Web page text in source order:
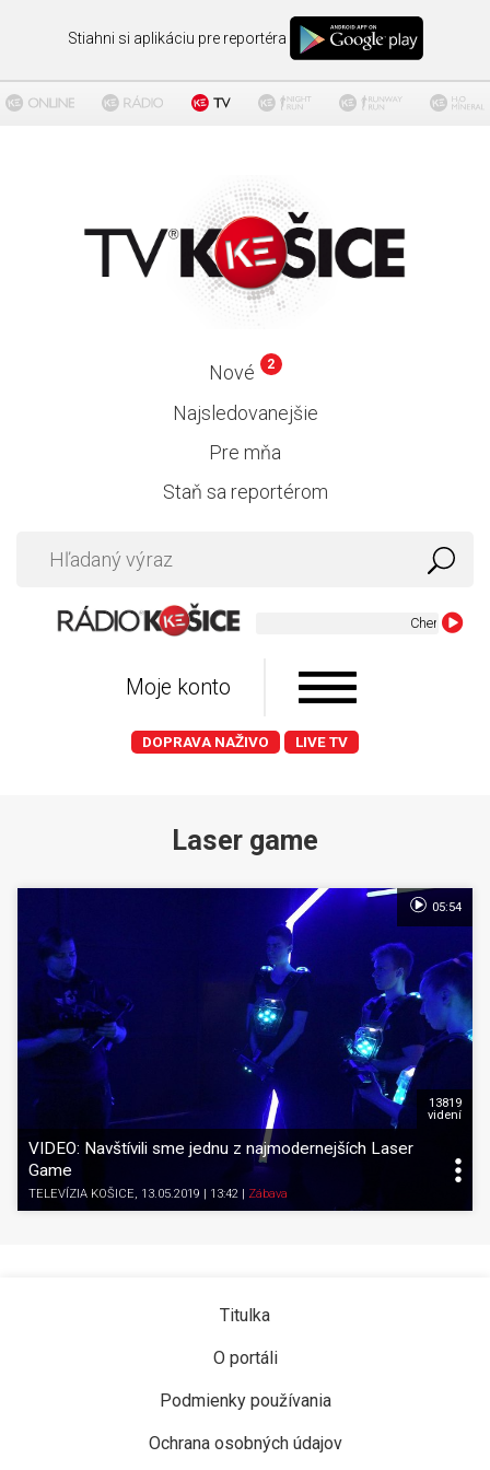
Stiahni si aplikáciu pre reportéra
Nové 2
Najsledovanejšie
Pre mňa
Staň sa reportérom
Cher -
Moje konto
DOPRAVA NAŽIVO LIVE TV
Laser game
VIDEO: Navštívili sme jednu z najmodernejších Laser
Game
TELEVÍZIA KOŠICE, 13.05.2019 | 13:42 Zábava
13819
videní
05:54
Titulka
O portáli
Podmienky používania
Ochrana osobných údajov